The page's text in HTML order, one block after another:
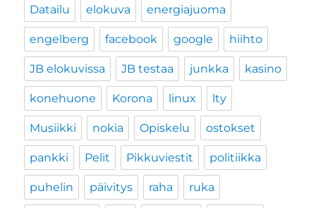
Datailu elokuva energiajuoma
engelberg facebook google hiihto
JB elokuvissa JB testaa junkka kasino
konehuone Korona linux lty
Musiikki nokia Opiskelu ostokset
pankki Pelit Pikkuviestit politiikka
puhelin päivitys raha ruka